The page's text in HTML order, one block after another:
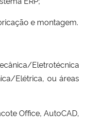
e montagem.
Eletrotécnica
Elétrica, ou áreas
Office, AutoCAD,